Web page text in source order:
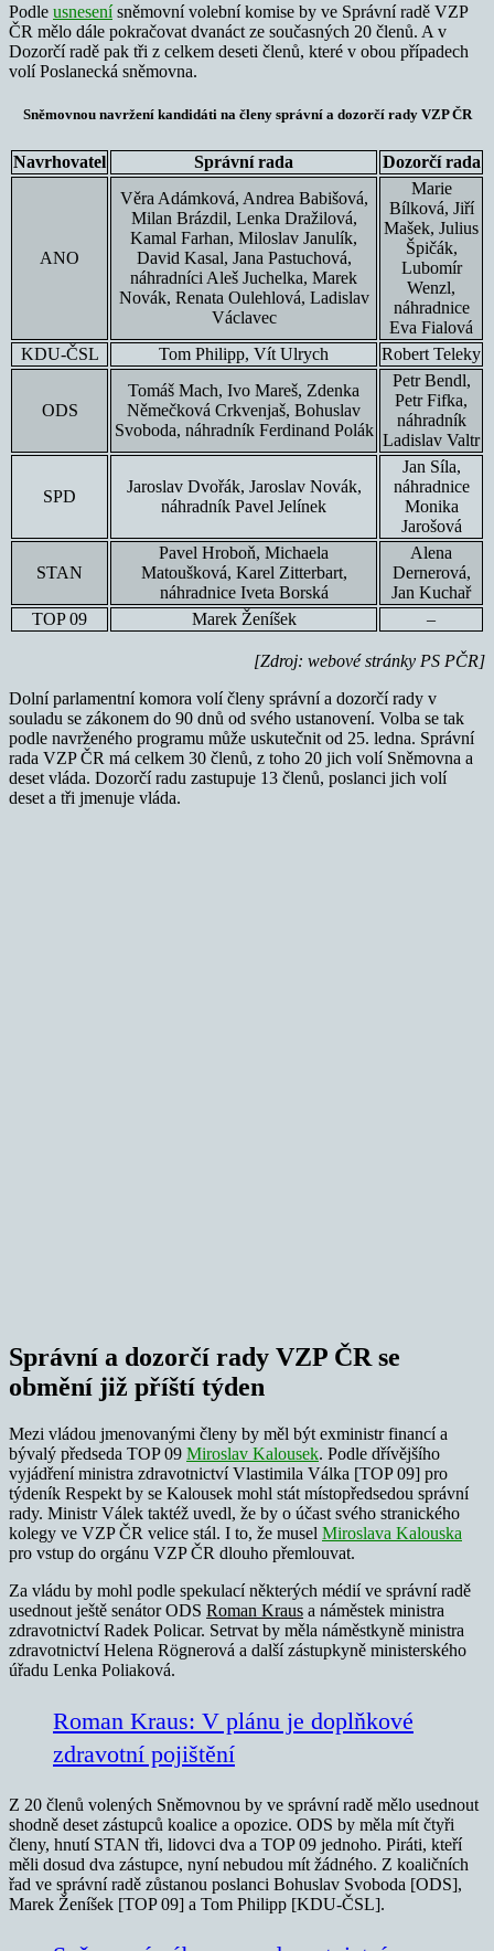
Podle usnesenísněmovní volební komise by ve Správní radě VZP
ČR mělo dále pokračovat dvanáct ze současných 20 členů. A v
Dozorčí radě pak tři z celkem deseti členů, které v obou případech
volí Poslanecká sněmovna.
Sněmovnou navržení kandidáti na členy správní a dozorčí rady VZP ČR
Navrhovatel Správní rada Dozorčí rada
ANO
Věra Adámková, Andrea Babišová,
Milan Brázdil, Lenka Dražilová,
Kamal Farhan, Miloslav Janulík,
David Kasal, Jana Pastuchová,
náhradníci Aleš Juchelka, Marek
Novák, Renata Oulehlová, Ladislav
Václavec
Marie
Bílková, Jiří
Mašek, Julius
Špičák,
Lubomír
Wenzl,
náhradnice
Eva Fialová
KDU-ČSL
Tom Philipp, Vít Ulrych Robert Teleky
ODS
Tomáš Mach, Ivo Mareš, Zdenka
Němečková Crkvenjaš, Bohuslav
Svoboda, náhradník Ferdinand Polák
Petr Bendl,
Petr Fifka,
náhradník
Ladislav Valtr
SPD
Jaroslav Dvořák, Jaroslav Novák,
náhradník Pavel Jelínek
Jan Síla,
náhradnice
Monika
Jarošová
STAN
Pavel Hroboň, Michaela
Matoušková, Karel Zitterbart,
náhradnice Iveta Borská
Alena
Dernerová,
Jan Kuchař
TOP 09
Marek Ženíšek –
[Zdroj: webové stránky PS PČR]
Dolní parlamentní komora volí členy správní a dozorčí rady v
souladu se zákonem do 90 dnů od svého ustanovení. Volba se tak
podle navrženého programu může uskutečnit od 25. ledna. Správní
rada VZP ČR má celkem 30 členů, z toho 20 jich volí Sněmovna a
deset vláda. Dozorčí radu zastupuje 13 členů, poslanci jich volí
deset a tři jmenuje vláda.
Správní a dozorčí rady VZP ČR se
obmění již příští týden
Mezi vládou jmenovanými členy by měl být exministr financí a
bývalý předseda TOP 09 Miroslav Kalousek. Podle dřívějšího
vyjádření ministra zdravotnictví Vlastimila Válka [TOP 09] pro
týdeník Respekt by se Kalousek mohl stát místopředsedou správní
rady. Ministr Válek taktéž uvedl, že by o účast svého stranického
kolegy ve VZP ČR velice stál. I to, že musel Miroslava Kalouska
pro vstup do orgánu VZP ČR dlouho přemlouvat.
Za vládu by mohl podle spekulací některých médií ve správní radě
usednout ještě senátor ODS Roman Kraus a náměstek ministra
zdravotnictví Radek Policar. Setrvat by měla náměstkyně ministra
zdravotnictví Helena Rögnerová a další zástupkyně ministerského
úřadu Lenka Poliaková.
Roman Kraus: V plánu je doplňkové
zdravotní pojištění
Z 20 členů volených Sněmovnou by ve správní radě mělo usednout
shodně deset zástupců koalice a opozice. ODS by měla mít čtyři
členy, hnutí STAN tři, lidovci dva a TOP 09 jednoho. Piráti, kteří
měli dosud dva zástupce, nyní nebudou mít žádného. Z koaličních
řad ve správní radě zůstanou poslanci Bohuslav Svoboda [ODS],
Marek Ženíšek [TOP 09] a Tom Philipp [KDU-ČSL].